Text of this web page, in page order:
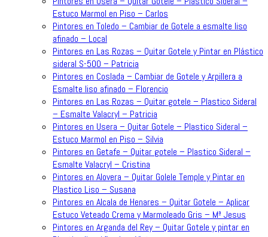
Estuco Marmol en Piso – Carlos
Pintores en Toledo – Cambiar de Gotele a esmalte liso
afinado – Local
Pintores en Las Rozas – Quitar Gotele y Pintar en Plástico
sideral S-500 – Patricia
Pintores en Coslada – Cambiar de Gotele y Arpillera a
Esmalte liso afinado – Florencio
Pintores en Las Rozas – Quitar gotele – Plastico Sideral
– Esmalte Valacryl – Patricia
Pintores en Usera – Quitar Gotele – Plastico Sideral –
Estuco Marmol en Piso – Silvia
Pintores en Getafe – Quitar gotele – Plastico Sideral –
Esmalte Valacryl – Cristina
Pintores en Alovera – Quitar Golele Temple y Pintar en
Plastico Liso – Susana
Pintores en Alcala de Henares – Quitar Gotele – Aplicar
Estuco Veteado Crema y Marmoleado Gris – Mª Jesus
Pintores en Arganda del Rey – Quitar Gotele y pintar en